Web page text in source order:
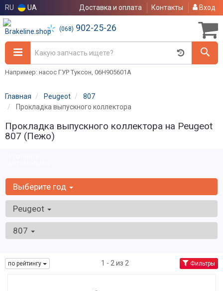
RU UA Доставка и оплата Контакты Вход
(068) 902-25-26
Например: насос ГУР Туксон, 06H905601A
Главная Peugeot
807
Прокладка выпускного коллектора
Прокладка выпускного коллектора на Peugeot
807 (Пежо)
Выберите год
Peugeot
807
по рейтингу 1 - 2 из 2 Фильтры